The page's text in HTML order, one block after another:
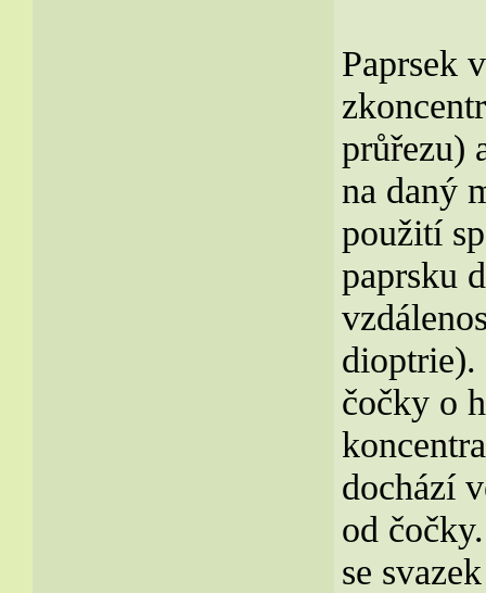
Paprsek
průřezu)
na daný
použití
paprsku
čočky o
dochází
od
se